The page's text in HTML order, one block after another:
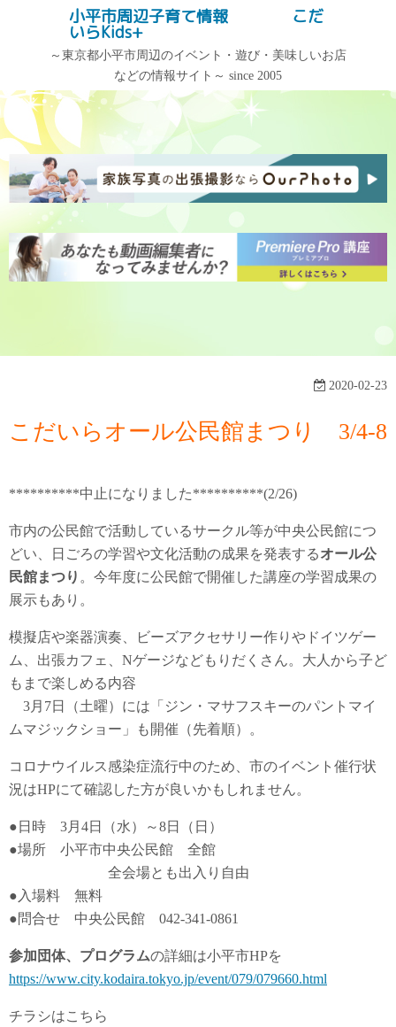
ツ
へ
キ
記事検索
記事カテゴリー
記
事
カ
テ
ゴ
リ
ー
カ
イ
小平市周辺子育て情報 こだ
いらKids+
～東京都小平市周辺のイベント・遊び・美味しいお店
などの情報サイト～ since 2005
2020-02-23
こだいらオール公民館まつり 3/4-8
**********中止になりました**********(2/26)
市内の公民館で活動しているサークル等が中央公民館につ
どい、日ごろの学習や文化活動の成果を発表するオール公
民館まつり 。今年度に公民館で開催した講座の学習成果の
展示もあり。
模擬店や楽器演奏、ビーズアクセサリー作りやドイツゲー
ム、出張カフェ、Nゲージなどもりだくさん。大人から子ど
もまで楽しめる内容
3月7日（土曜）には「ジン・マサフスキーのパントマイ
ムマジックショー」も開催（先着順）。
コロナウイルス感染症流行中のため、市のイベント催行状
況はHPにて確認した方が良いかもしれません。
●日時 3月4日（水）～8日（日）
●場所 小平市中央公民館 全館
全会場とも出入り自由
●入場料 無料
●問合せ 中央公民館 042-341-0861
参加団体、プログラムの詳細は小平市HPを
https://www.city.kodaira.tokyo.jp/event/079/079660.html
チラシはこちら